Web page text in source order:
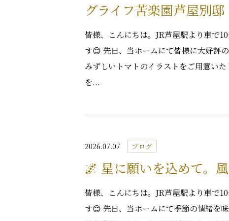
グライフ苦楽園芦屋別邸
皆様、こんにちは。JR芦屋駅より車で
す😊 先日、当ホームにて皆様に大好評
みずしいトマトのイラストをご用意い
を...
2026.07.07 ブログ
🌌 星に願いを込めて。
皆様、こんにちは。JR芦屋駅より車で
す😊 先日、当ホームにて季節の情緒を